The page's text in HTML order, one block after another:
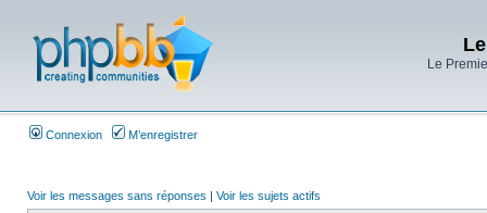
Le
Connexion M’enregistrer
Voir les messages sans réponses | Voir les sujets actifs